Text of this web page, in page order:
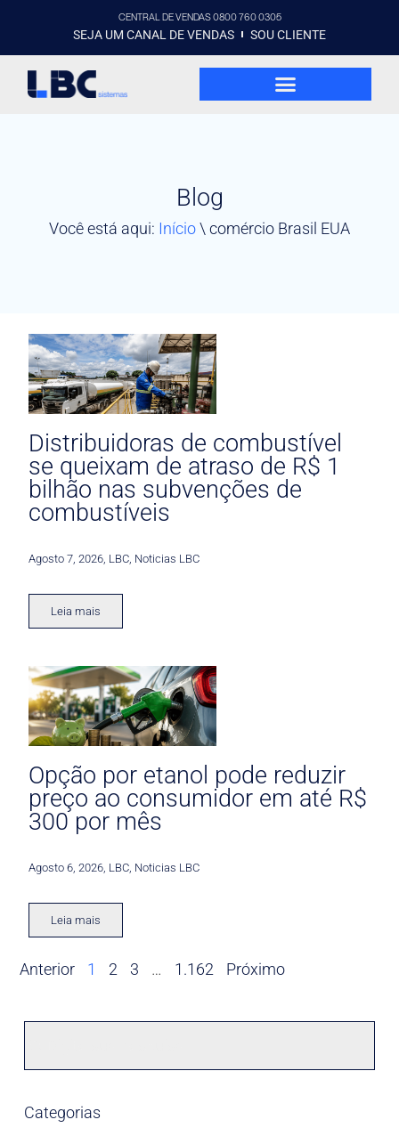
CENTRAL DE VENDAS 0800 760 0305
SEJA UM CANAL DE VENDAS SOU CLIENTE
Blog
Você está aqui: Início\ comércio Brasil EUA
Distribuidoras de combustível
se queixam de atraso de R$ 1
bilhão nas subvenções de
combustíveis
Agosto 7, 2026 LBC Noticias LBC
Leia mais
Opção por etanol pode reduzir
preço ao consumidor em até R$
300 por mês
Agosto 6, 2026 LBC Noticias LBC
Leia mais
Anterior 1 2 3 … 1.162 Próximo
Categorias